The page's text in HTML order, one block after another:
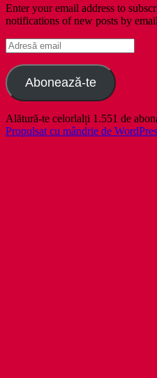
Enter your email address to
notifications of new posts by
Adresă
email
Abonează-te
Alătură-te celorlalți 1.551 de
Propulsat cu mândrie de